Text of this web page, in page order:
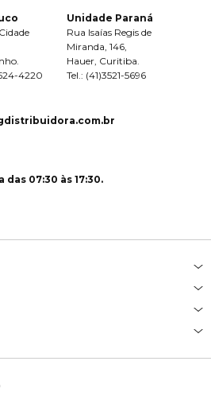
4220
Unidade Paraná
Rua Isaías Regis de
Miranda, 146,
Hauer, Curitiba.
Tel.: (41)3521-5696
das 07:30 às 17:30.